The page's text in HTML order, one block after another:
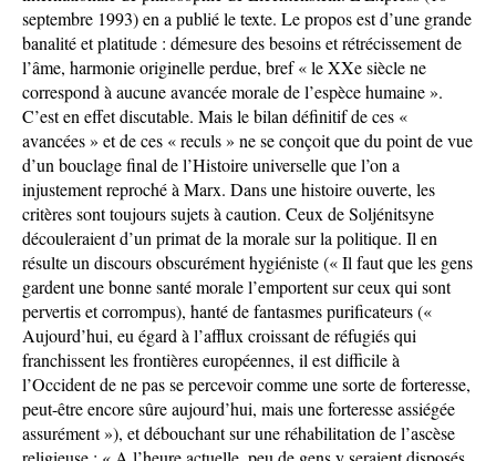
septembre 1993) en a publié le texte. Le propos est d’une grande
banalité et platitude : démesure des besoins et rétrécissement de
l’âme, harmonie originelle perdue, bref « le XXe siècle ne
correspond à aucune avancée morale de l’espèce humaine ».
C’est en effet discutable. Mais le bilan définitif de ces «
avancées » et de ces « reculs » ne se conçoit que du point de vue
d’un bouclage final de l’Histoire universelle que l’on a
injustement reproché à Marx. Dans une histoire ouverte, les
critères sont toujours sujets à caution. Ceux de Soljénitsyne
découleraient d’un primat de la morale sur la politique. Il en
résulte un discours obscurément hygiéniste (« Il faut que les gens
gardent une bonne santé morale l’emportent sur ceux qui sont
pervertis et corrompus), hanté de fantasmes purificateurs («
Aujourd’hui, eu égard à l’afflux croissant de réfugiés qui
franchissent les frontières européennes, il est difficile à
l’Occident de ne pas se percevoir comme une sorte de forteresse,
peut-être encore sûre aujourd’hui, mais une forteresse assiégée
assurément »), et débouchant sur une réhabilitation de l’ascèse